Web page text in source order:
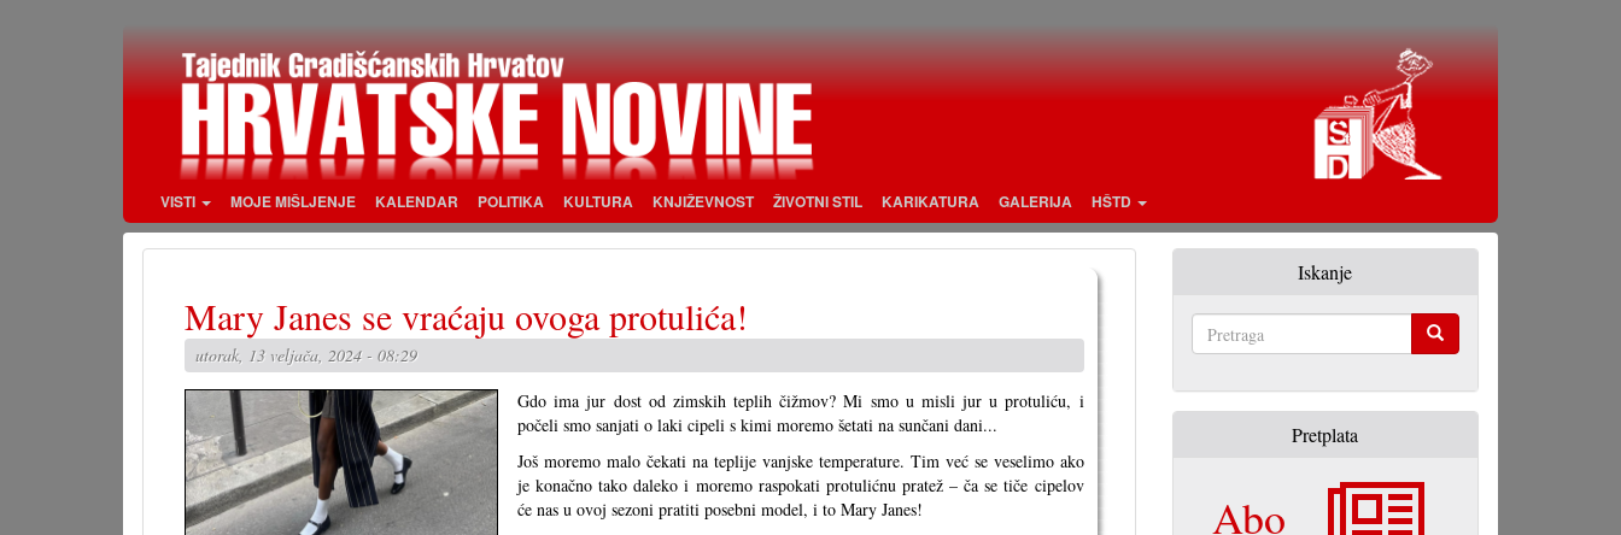
VISTI MOJE MIŠLJENJE KALENDAR POLITIKA KULTURA KNJIŽEVNOST ŽIVOTNI STIL KARIKATURA GALERIJA HŠTD
Mary Janes se vraćaju ovoga protulića!
utorak, 13 veljača, 2024 - 08:29
Gdo ima jur dost od zimskih teplih čižmov? Mi smo u misli jur u protuliću, i
počeli smo sanjati o laki cipeli s kimi moremo šetati na sunčani dani...
Još moremo malo čekati na teplije vanjske temperature. Tim već se veselimo ako
je konačno tako daleko i moremo raspokati protulićnu pratež – ča se tiče cipelov
će nas u ovoj sezoni pratiti posebni model, i to Mary Janes!
Iskanje
Pretplata
Abo